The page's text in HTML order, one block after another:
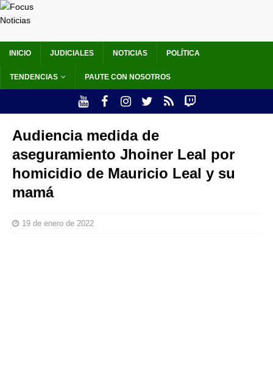
INICIO JUDICIALES NOTICIAS POLÍTICA
TENDENCIAS PAUTE CON NOSOTROS
Audiencia medida de
aseguramiento Jhoiner Leal por
homicidio de Mauricio Leal y su
mamá
19 de enero de 2022